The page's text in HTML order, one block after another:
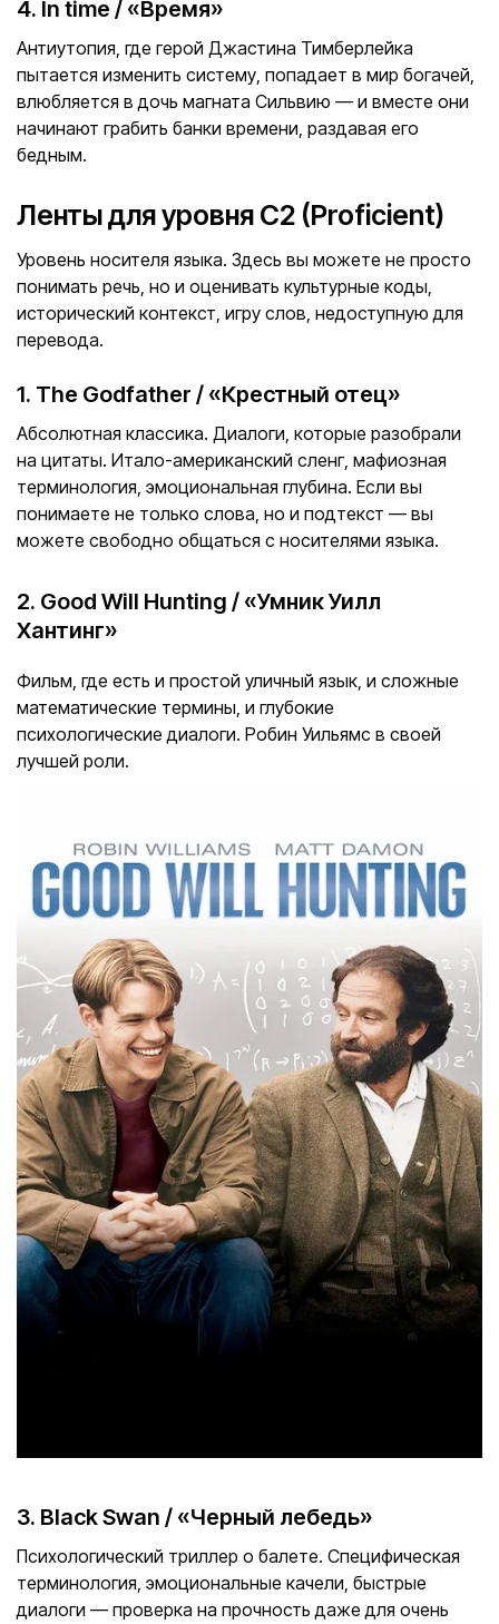
4. In time / «Время»
Антиутопия, где герой Джастина Тимберлейка
пытается изменить систему, попадает в мир богачей,
влюбляется в дочь магната Сильвию — и вместе они
начинают грабить банки времени, раздавая его
бедным.
Ленты для уровня C2 (Proficient)
Уровень носителя языка. Здесь вы можете не просто
понимать речь, но и оценивать культурные коды,
исторический контекст, игру слов, недоступную для
перевода.
1. The Godfather / «Крестный отец»
Абсолютная классика. Диалоги, которые разобрали
на цитаты. Итало-американский сленг, мафиозная
терминология, эмоциональная глубина. Если вы
понимаете не только слова, но и подтекст — вы
можете свободно общаться с носителями языка.
2. Good Will Hunting / «Умник Уилл
Хантинг»
Фильм, где есть и простой уличный язык, и сложные
математические термины, и глубокие
психологические диалоги. Робин Уильямс в своей
лучшей роли.
3. Black Swan / «Черный лебедь»
Психологический триллер о балете. Специфическая
терминология, эмоциональные качели, быстрые
диалоги — проверка на прочность даже для очень